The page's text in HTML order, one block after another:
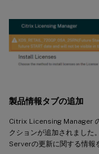
製品情報タブの追加
Citrix Licensing Manager
クションが追加されました
Serverの更新に関する情報